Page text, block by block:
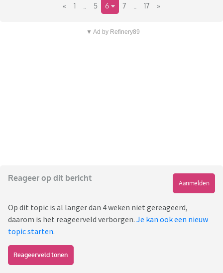
« 1 5 6 7 17 »
▼ Ad by Refinery89
Reageer op dit bericht
Aanmelden
Op dit topic is al langer dan 4 weken niet gereageerd,
daarom is het reageerveld verborgen. Je kan ook een nieuw
topic starten.
Reageerveld tonen